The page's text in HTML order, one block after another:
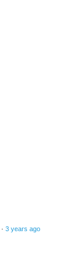
· 3 years ago